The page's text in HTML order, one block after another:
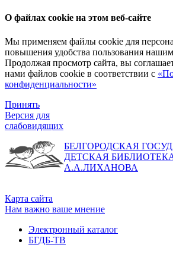
О файлах cookie на этом веб-сайте
Мы применяем файлы cookie для
повышения удобства пользования
Продолжая просмотр сайта, вы
нами файлов cookie в соответствии с
конфиденциальности»
Принять
Версия для
слабовидящих
БЕЛГОРОДСКАЯ
ДЕТСКАЯ
А.А.ЛИХАНОВА
Карта сайта
Нам важно ваше мнение
Электронный каталог
БГДБ-ТВ